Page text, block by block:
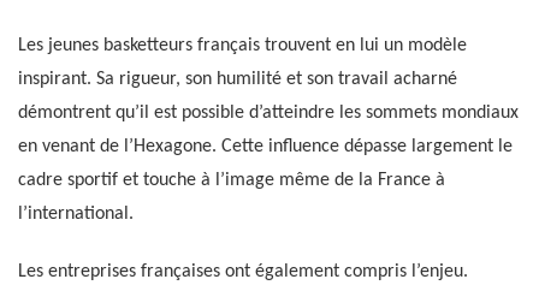
Les jeunes basketteurs français trouvent en lui un modèle
inspirant. Sa rigueur, son humilité et son travail acharné
démontrent qu’il est possible d’atteindre les sommets mondiaux
en venant de l’Hexagone. Cette influence dépasse largement le
cadre sportif et touche à l’image même de la France à
l’international.
Les entreprises françaises ont également compris l’enjeu.